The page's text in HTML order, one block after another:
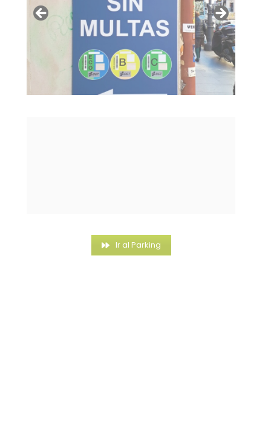
Ir al Parking